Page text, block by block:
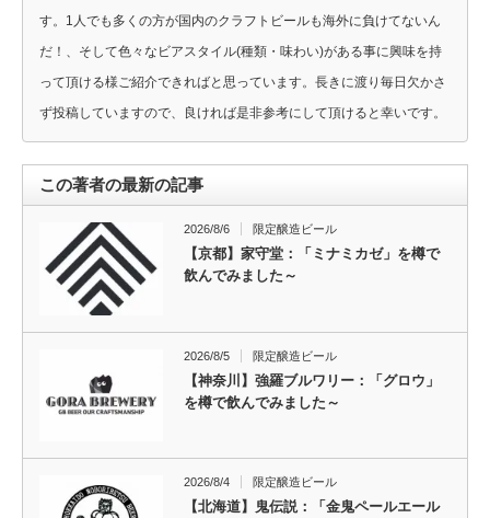
す。1人でも多くの方が国内のクラフトビールも海外に負けてないん
だ！、そして色々なビアスタイル(種類・味わい)がある事に興味を持
って頂ける様ご紹介できればと思っています。長きに渡り毎日欠かさ
ず投稿していますので、良ければ是非参考にして頂けると幸いです。
この著者の最新の記事
2026/8/6 限定醸造ビール
【京都】家守堂：「ミナミカゼ」を樽で
飲んでみました～
2026/8/5 限定醸造ビール
【神奈川】強羅ブルワリー：「グロウ」
を樽で飲んでみました～
2026/8/4 限定醸造ビール
【北海道】鬼伝説：「金鬼ペールエール